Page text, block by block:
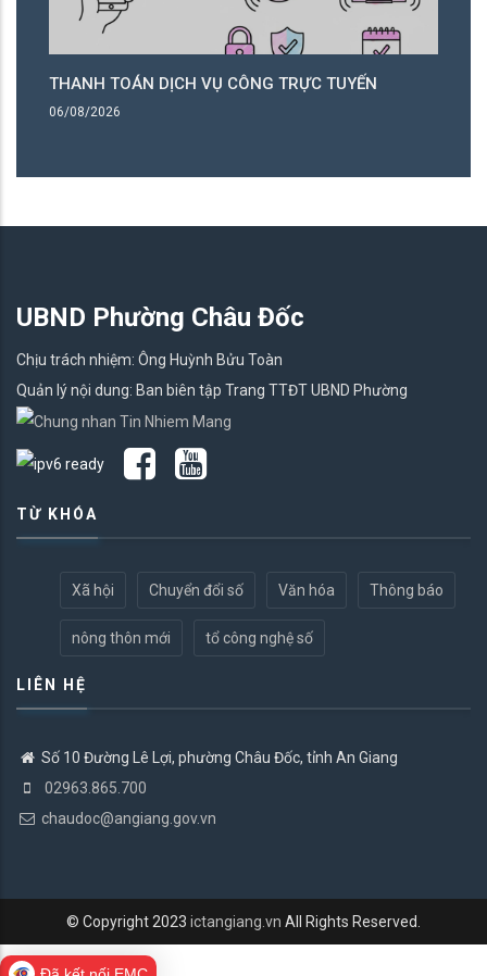
CÔNG TRỰC TUYẾN THANH TOÁN DỊCH VỤ
UBND Phường Châu Đốc
Chịu trách nhiệm: Ông Huỳnh Bửu Toàn
Quản lý nội dung: Ban biên tập Trang TTĐT UBND Phường
TỪ KHÓA
Xã hội Chuyển đổi số Văn hóa Thông báo
nông thôn mới tổ công nghệ số
LIÊN HỆ
Số 10 Đường Lê Lợi, phường Châu Đốc, tỉnh An Giang
02963.865.700
chaudoc@angiang.gov.vn
© Copyright 2023 ictangiang.vn All Rights Reserved.